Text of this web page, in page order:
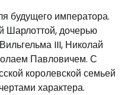
будущего императора.
Шарлоттой, дочерью
III, Николай
Павловичем. С
королевской семьей
характера.